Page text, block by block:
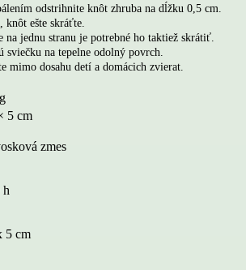
odstrihnite knôt zhruba na dĺžku 0,5 cm.
knôt ešte skráťte.
na jednu stranu je potrebné ho taktiež skrátiť.
sviečku na tepelne odolný povrch.
mimo dosahu detí a domácich zvierat.
5 cm
zmes
h
5 cm